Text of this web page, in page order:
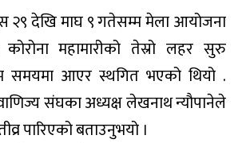
देखि माघ ९ गतेसम्म मेला आयोजना
कोरोना महामारीको तेस्रो लहर सुरु
समयमा आएर स्थगित भएको थियो .
संघका अध्यक्ष लेखनाथ न्यौपानेले
पारिएको बताउनुभयो ।